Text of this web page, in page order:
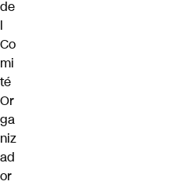
de
l
Co
mi
té
Or
ga
niz
ad
or